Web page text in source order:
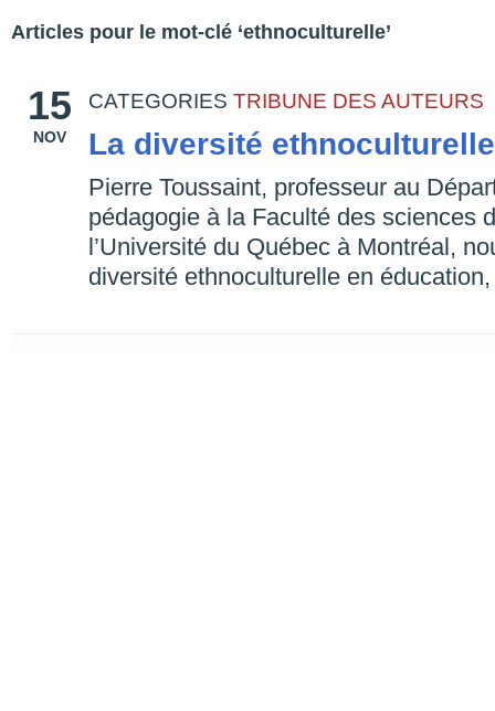
Articles pour le mot-clé ‘ethnoculturelle’
15
NOV
CATEGORIES TRIBUNE DES AUTEURS
La diversité
Pierre Toussaint, professeur au
pédagogie à la Faculté des sciences
l’Université du Québec à Montréal,
diversité ethnoculturelle en